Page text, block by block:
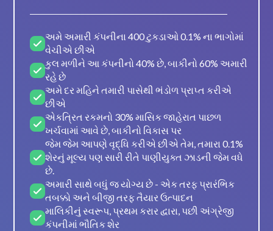
અમે અમારી કંપનીના 400 ટુકડાઓ 0.1% ના ભાગોમાં
વેચીએ છીએ
કુલ મળીને આ કંપનીનો 40% છે, બાકીનો 60% અમારી
રહે છે
અમે દર મહિને તમારી પાસેથી ભંડોળ પ્રાપ્ત કરીએ
છીએ
એકત્રિત રકમનો 30% માસિક જાહેરાત પાછળ
ખર્ચવામાં આવે છે, બાકીનો વિકાસ પર
જેમ જેમ આપણે વૃદ્ધિ કરીએ છીએ તેમ, તમારા 0.1%
શેરનું મૂલ્ય પણ સારી રીતે પાણીયુક્ત ઝાડની જેમ વધે
છે.
અમારી સાથે બધું જ યોગ્ય છે - એક તરફ પ્રારંભિક
તબક્કો અને બીજી તરફ તૈયાર ઉત્પાદન
માલિકીનું સ્વરૂપ, પ્રથમ કરાર દ્વારા, પછી અંગ્રેજી
કંપનીમાં ભૌતિક શેર